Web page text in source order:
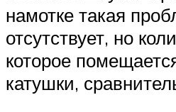
намотке такая
отсутствует, но
которое
катушки,